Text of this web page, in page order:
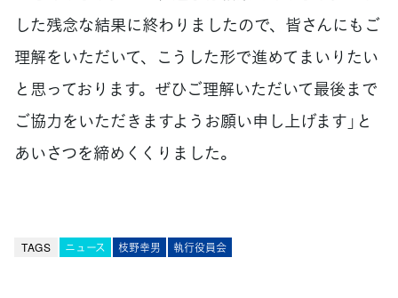
した残念な結果に終わりましたので、皆さんにもご
理解をいただいて、こうした形で進めてまいりたい
と思っております。ぜひご理解いただいて最後まで
ご協力をいただきますようお願い申し上げます」と
あいさつを締めくくりました。
TAGS ニュース 枝野幸男 執行役員会